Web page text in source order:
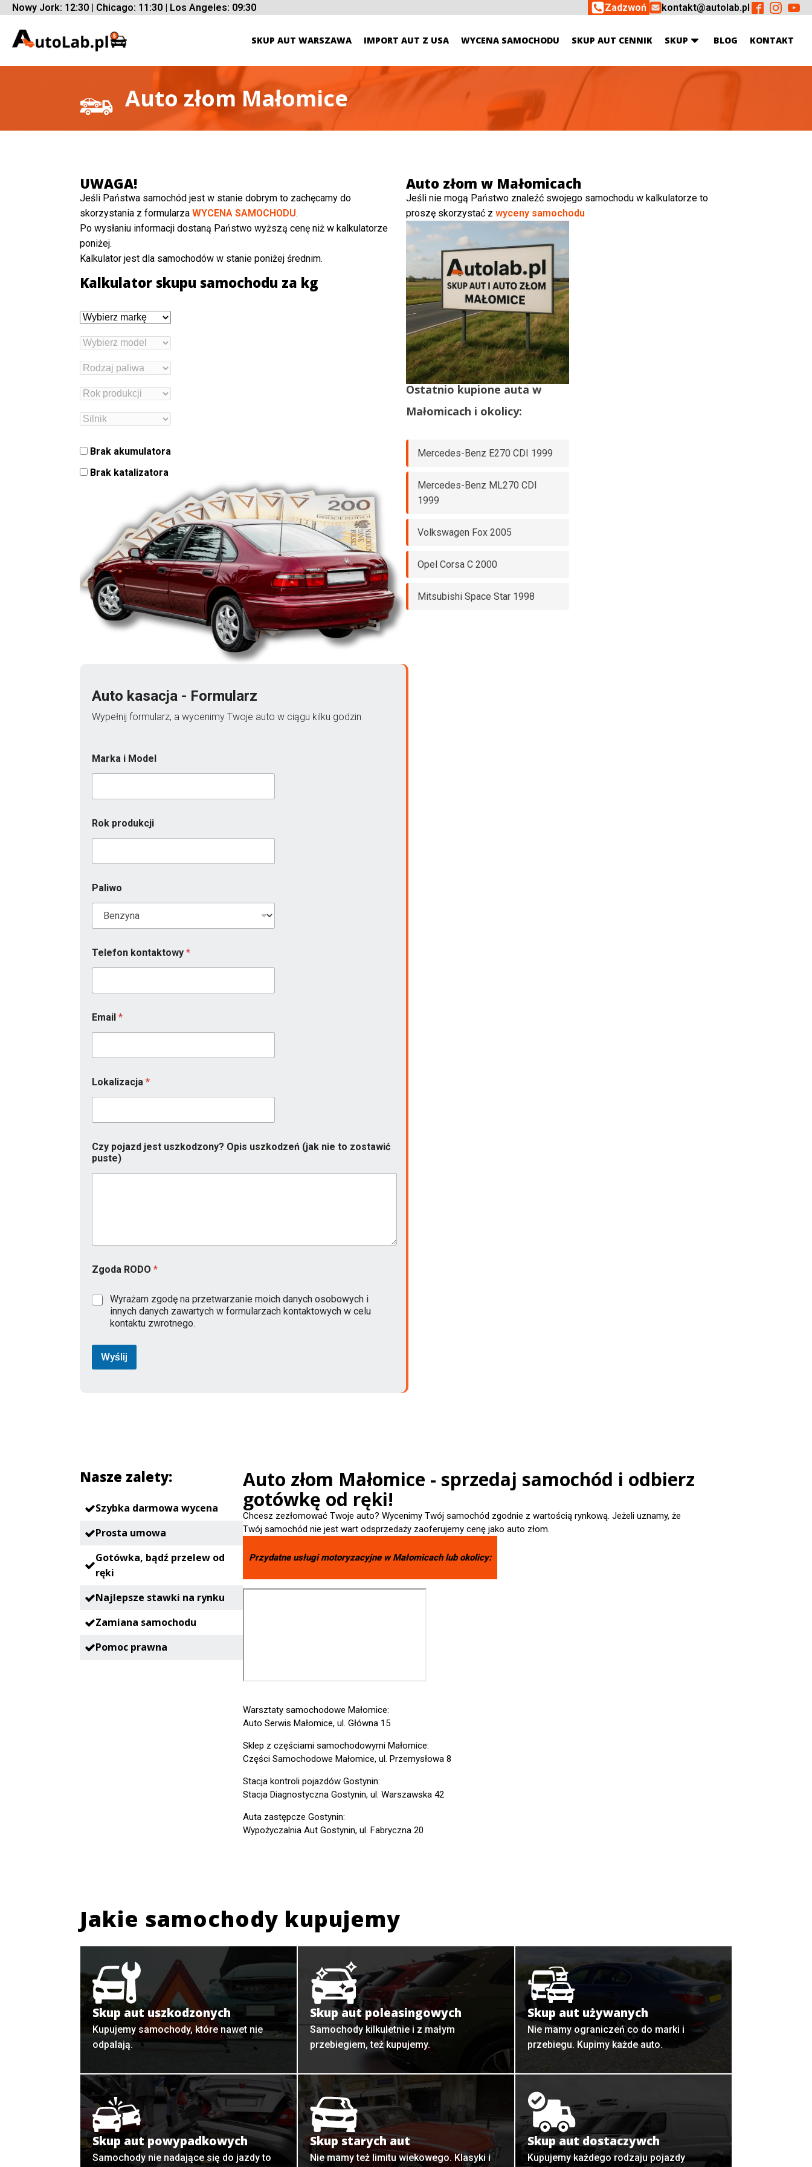
Nowy Jork: 12:30 | Chicago: 11:30 | Los Angeles: 09:30 Zadzwoń kontakt@autolab.pl
SKUP AUT WARSZAWA IMPORT AUT Z USA WYCENA SAMOCHODU SKUP AUT CENNIK SKUP BLOG KONTAKT
Auto złom Małomice
UWAGA!
Jeśli Państwa samochód jest w stanie dobrym to zachęcamy do
skorzystania z formularza WYCENA SAMOCHODU.
Po wysłaniu informacji dostaną Państwo wyższą cenę niż w kalkulatorze
poniżej.
Kalkulator jest dla samochodów w stanie poniżej średnim.
Kalkulator skupu samochodu za kg
Brak akumulatora
Brak katalizatora
Auto kasacja - Formularz
Wypełnij formularz, a wycenimy Twoje auto w ciągu kilku godzin
Marka i Model
Rok produkcji
Paliwo
Telefon kontaktowy *
Email *
o
j
z
p
u
s
t
t
Lokalizacja *
Czy pojazd jest uszkodzony? Opis uszkodzeń (jak nie to zostawić
puste)
Zgoda RODO *
Wyrażam zgodę na przetwarzanie moich danych osobowych i
innych danych zawartych w formularzach kontaktowych w celu
kontaktu zwrotnego.
Wyślij
Auto złom w Małomicach
Jeśli nie mogą Państwo znaleźć swojego samochodu w kalkulatorze to
proszę skorzystać z wyceny samochodu
Ostatnio kupione auta w
Małomicach i okolicy:
Mercedes-Benz E270 CDI 1999
Mercedes-Benz ML270 CDI
1999
Volkswagen Fox 2005
Opel Corsa C 2000
Mitsubishi Space Star 1998
Nasze zalety:
Szybka darmowa wycena
Prosta umowa
Gotówka, bądź przelew od
ręki
Najlepsze stawki na rynku
Zamiana samochodu
Pomoc prawna
Auto złom Małomice - sprzedaj samochód i odbierz
gotówkę od ręki!
Chcesz zezłomować Twoje auto? Wycenimy Twój samochód zgodnie z wartością rynkową. Jeżeli uznamy, że
Twój samochód nie jest wart odsprzedaży zaoferujemy cenę jako auto złom.
Przydatne usługi motoryzacyjne wMałomicachlub okolicy:
Warsztaty samochodowe Małomice:
Auto Serwis Małomice, ul. Główna 15
Sklep z częściami samochodowymi Małomice:
Części Samochodowe Małomice, ul. Przemysłowa 8
Stacja kontroli pojazdów Gostynin:
Stacja Diagnostyczna Gostynin, ul. Warszawska 42
Auta zastępcze Gostynin:
Wypożyczalnia Aut Gostynin, ul. Fabryczna 20
Jakie samochody kupujemy
Skup aut uszkodzonych
Kupujemy samochody, które nawet nie
odpalają.
Skup aut poleasingowych
Samochody kilkuletnie i z małym
przebiegiem, też kupujemy.
Skup aut używanych
Nie mamy ograniczeń co do marki i
przebiegu. Kupimy każde auto.
Skup aut powypadkowych
Samochody nie nadające się do jazdy to
Skup starych aut
Nie mamy też limitu wiekowego. Klasyki i
Skup aut dostaczywch
Kupujemy każdego rodzaju pojazdy